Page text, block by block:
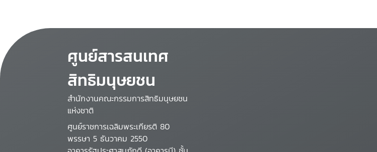
ศูนย์สารสนเทศ
สิทธิมนุษยชน
สำนักงานคณะกรรมการสิทธิมนุษยชน
แห่งชาติ
ศูนย์ราชการเฉลิมพระเกียรติ 80
พรรษา 5 ธันวาคม 2550